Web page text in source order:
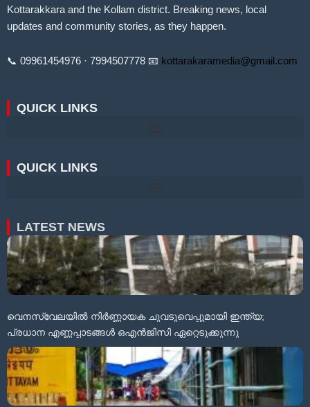
Kottarakkara and the Kollam district. Breaking news, local
updates and community stories, as they happen.
📞 09961454976 · 7994507778 📧 kottarakaramedia@gmail.com
QUICK LINKS
QUICK LINKS
LATEST NEWS
വെനസ്വേലയിൽ നിർണ്ണായക ചുവടുവെപ്പുമായി ഇന്ത്യ;
പ്രധാന എണ്ണപ്പാടങ്ങൾ ഒഎൻജിസി ഏറ്റെടുക്കുന്നു